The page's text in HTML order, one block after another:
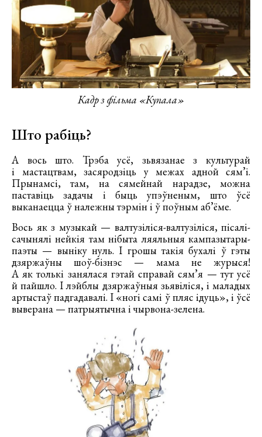
Кадр з фільма «Купала»
Што рабіць?
А вось што. Трэба усё, зьвязанае з культурай
і мастацтвам, засяродзіць у межах адной сям’і.
Прынамсі, там, на сямейнай нарадзе, можна
паставіць задачы і быць упэўненым, што ўсё
выканаецца ў належны тэрмін і ў поўным аб’ёме.
Вось як з музыкай — валтузіліся-валтузіліся, пісалі-
сачынялі нейкія там нібыта ляяльныя кампазытары-
паэты — выніку нуль. І грошы такія бухалі ў гэты
дзяржаўны шоў-бізнэс — мама не журыся!
А як толькі занялася гэтай справай сям’я — тут усё
й пайшло. І лэйблы дзяржаўныя зьявіліся, і маладых
артыстаў падгадавалі. І «ногі самі ў пляс ідуць», і ўсё
выверана — патрыятычна і чырвона-зелена.